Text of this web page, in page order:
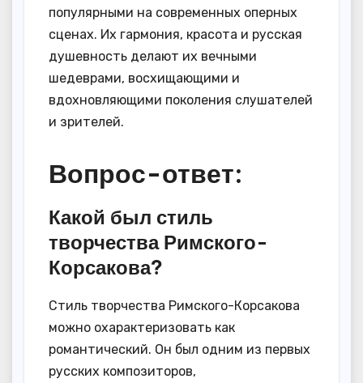
популярными на современных оперных
сценах. Их гармония, красота и русская
душевность делают их вечными
шедеврами, восхищающими и
вдохновляющими поколения слушателей
и зрителей.
Вопрос-ответ:
Какой был стиль
творчества Римского-
Корсакова?
Стиль творчества Римского-Корсакова
можно охарактеризовать как
романтический. Он был одним из первых
русских композиторов,